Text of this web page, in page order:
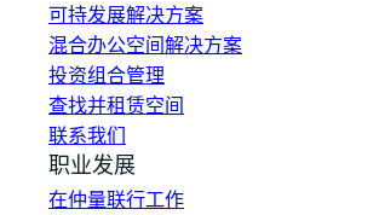
可持发展解决方案
混合办公空间解决方案
投资组合管理
查找并租赁空间
联系我们
职业发展
在仲量联行工作